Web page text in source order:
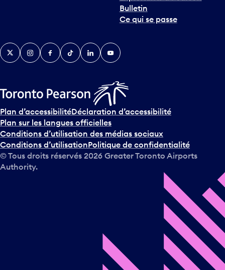
Bulletin
Ce qui se passe
TwitterInstagramFacebook
TikTokLinkedInYouTube
Plan d’accessibilitéDéclaration d’accessibilité
Plan sur les langues officielles
Conditions d’utilisation des médias sociaux
Conditions d’utilisationPolitique de confidentialité
© Tous droits réservés 2026 Greater Toronto Airports
Authority.